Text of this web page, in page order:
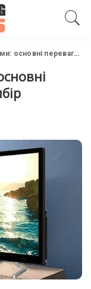
різновиди та вибір